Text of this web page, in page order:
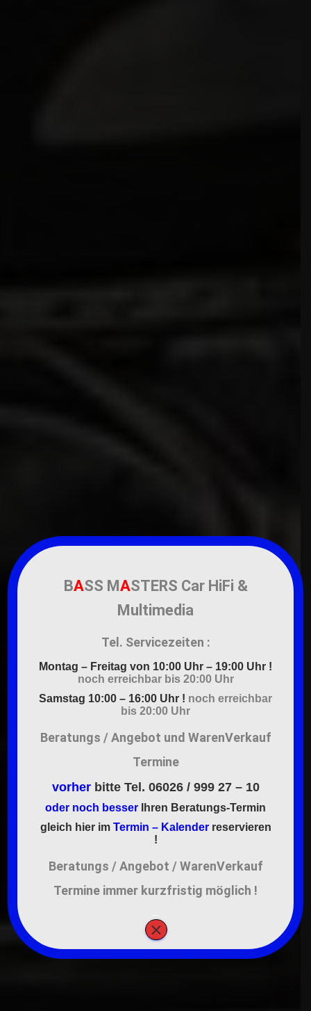
BASS MASTERS
Car HiFi &
Multimedia
AUTORADIO SHOP
BASS MASTERS Car HiFi &
Multimedia
Tel. Servicezeiten :
Montag – Freitag von 10:00 Uhr – 19:00 Uhr !
noch erreichbar bis 20:00 Uhr
Samstag 10:00 – 16:00 Uhr ! noch erreichbar
bis 20:00 Uhr
Beratungs / Angebot und WarenVerkauf
Termine
vorherbitte Tel. 06026 / 999 27 – 10
oder noch besser Ihren Beratungs-Termin
gleich hier im Termin – Kalenderreservieren
!
Beratungs / Angebot / WarenVerkauf
Termine immer kurzfristig möglich !
×